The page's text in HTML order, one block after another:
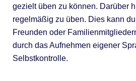
gezielt üben zu können. Darüber
regelmäßig zu üben. Dies kann
Freunden oder
durch das Aufnehmen eigener
Selbstkontrolle.